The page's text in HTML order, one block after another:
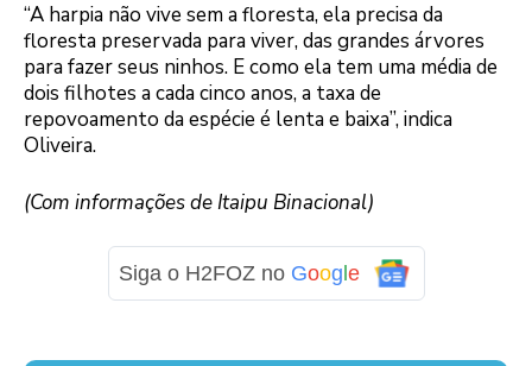
“A harpia não vive sem a floresta, ela precisa da
floresta preservada para viver, das grandes árvores
para fazer seus ninhos. E como ela tem uma média de
dois filhotes a cada cinco anos, a taxa de
repovoamento da espécie é lenta e baixa”, indica
Oliveira.
(Com informações de Itaipu Binacional)
Siga o H2FOZ no Goog e